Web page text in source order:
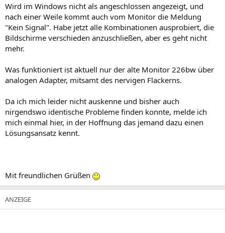
Wird im Windows nicht als angeschlossen angezeigt, und
nach einer Weile kommt auch vom Monitor die Meldung
"Kein Signal". Habe jetzt alle Kombinationen ausprobiert, die
Bildschirme verschieden anzuschließen, aber es geht nicht
mehr.
Was funktioniert ist aktuell nur der alte Monitor 226bw über
analogen Adapter, mitsamt des nervigen Flackerns.
Da ich mich leider nicht auskenne und bisher auch
nirgendswo identische Probleme finden konnte, melde ich
mich einmal hier, in der Hoffnung das jemand dazu einen
Lösungsansatz kennt.
Mit freundlichen Grüßen